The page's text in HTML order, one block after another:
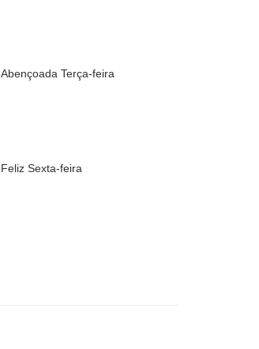
Abençoada Terça-feira
Feliz Sexta-feira